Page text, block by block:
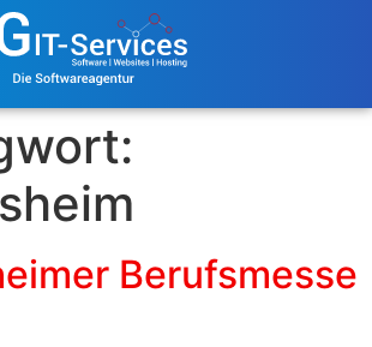
Berufsmesse